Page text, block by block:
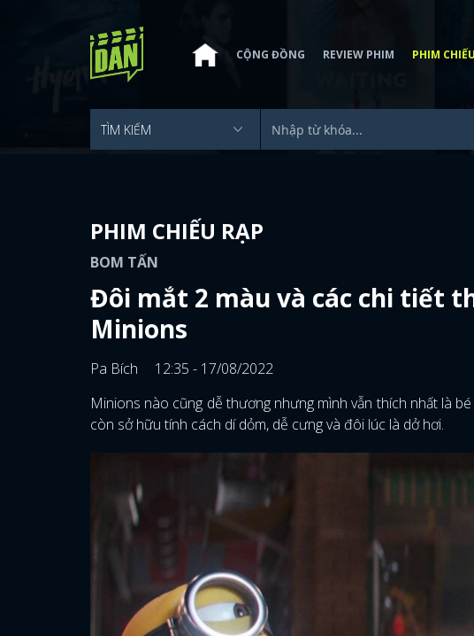
CỘNG ĐỒNG REVIEW PHIM PHIM
PHIM CHIẾU RẠP
BOM TẤN
Đôi mắt 2 màu và các chi tiết
Minions
Pa Bích
12:35 - 17/08/2022
Minions nào cũng dễ thương nhưng mình vẫn thích nhất là
còn sở hữu tính cách dí dỏm, dễ cưng và đôi lúc là dở hơi.